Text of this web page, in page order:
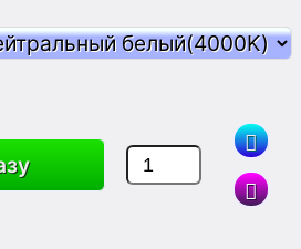
Корзина Карта Сайта